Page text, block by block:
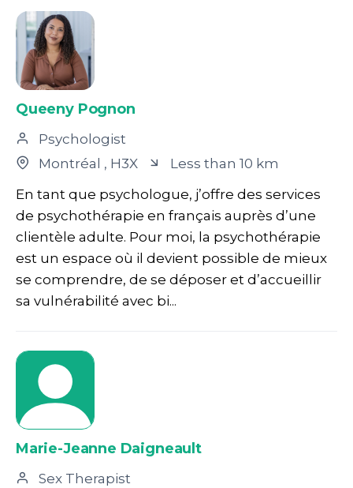
Queeny Pognon
Psychologist
Montréal , H3X
Less than 10 km
En tant que psychologue, j’offre des services
de psychothérapie en français auprès d’une
clientèle adulte. Pour moi, la psychothérapie
est un espace où il devient possible de mieux
se comprendre, de se déposer et d’accueillir
sa vulnérabilité avec bi...
Marie-Jeanne Daigneault
Sex Therapist